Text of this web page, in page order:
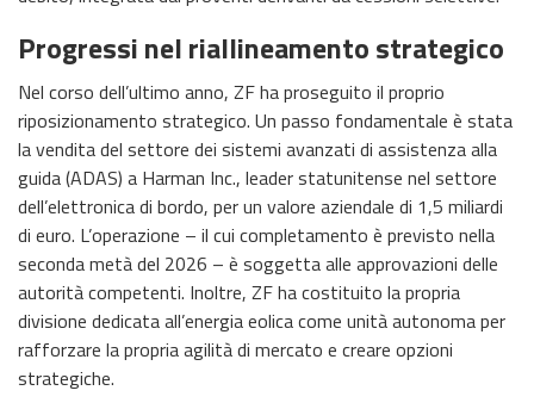
Progressi nel riallineamento strategico
Nel corso dell’ultimo anno, ZF ha proseguito il proprio
riposizionamento strategico. Un passo fondamentale è stata
la vendita del settore dei sistemi avanzati di assistenza alla
guida (ADAS) a Harman Inc., leader statunitense nel settore
dell’elettronica di bordo, per un valore aziendale di 1,5 miliardi
di euro. L’operazione – il cui completamento è previsto nella
seconda metà del 2026 – è soggetta alle approvazioni delle
autorità competenti. Inoltre, ZF ha costituito la propria
divisione dedicata all’energia eolica come unità autonoma per
rafforzare la propria agilità di mercato e creare opzioni
strategiche.